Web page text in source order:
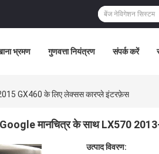
भ्रमण गुणवत्ता नियंत्रण संपर्क करें
GX460 के लिए लेक्सस कारप्ले इंटरफ़ेस
मानचित्र के साथ LX570
उत्पाद विवरण: